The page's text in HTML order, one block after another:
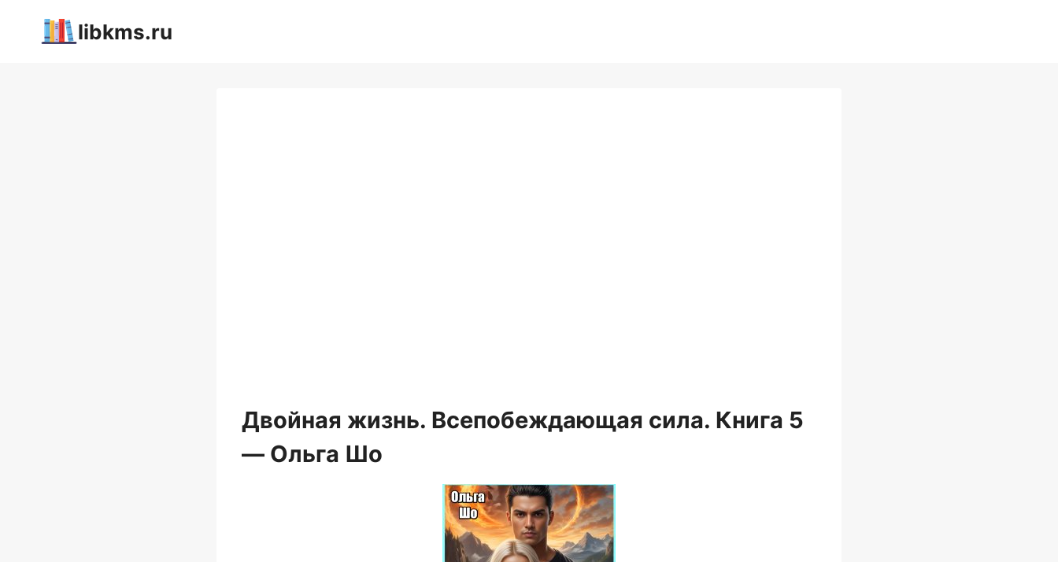
libkms.ru
Двойная жизнь. Всепобеждающая сила. Книга 5
— Ольга Шо